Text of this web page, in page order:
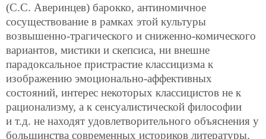
(С.С. Аверинцев) барокко, антиномичное
сосуществование в рамках этой культуры
возвышенно-трагического и сниженно-комического
вариантов, мистики и скепсиса, ни внешне
парадоксальное пристрастие классицизма к
изображению эмоционально-аффективных
состояний, интерес некоторых классицистов не к
рационализму, а к сенсуалистической философии
и т.д. не находят удовлетворительного объяснения у
большинства современных историков литературы.